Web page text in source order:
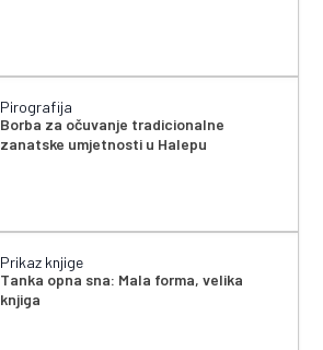
Pirografija
Borba za očuvanje tradicionalne
zanatske umjetnosti u Halepu
Prikaz knjige
Tanka opna sna: Mala forma, velika
knjiga